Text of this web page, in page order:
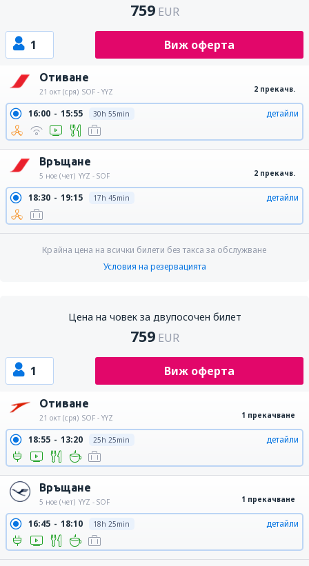
759 EUR
1 Виж оферта
Отиване
21 окт (сря) SOF - YYZ 2 прекачв.
16:00 15:55 30h 55min детайли
Връщане
5 ное (чет) YYZ - SOF 2 прекачв.
18:30 19:15 17h 45min детайли
Крайна цена на всички билети без такса за обслужване
Условия на резервацията
Цена на човек за двупосочен билет
759 EUR
1 Виж оферта
Отиване
21 окт (сря) SOF - YYZ 1 прекачване
18:55 13:20 25h 25min детайли
Връщане
5 ное (чет) YYZ - SOF 1 прекачване
16:45 18:10 18h 25min детайли